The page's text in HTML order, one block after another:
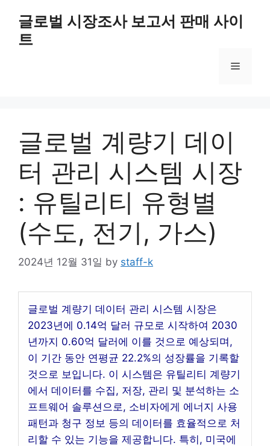
content
글로벌 시장조사 보고서 판매 사이
트
Menu
글로벌 계량기 데이
터 관리 시스템 시장
: 유틸리티 유형별
(수도, 전기, 가스)
2024년 12월 31일 by staff-k
글로벌 계량기 데이터 관리 시스템 시장은
2023년에 0.14억 달러 규모로 시작하여 2030
년까지 0.60억 달러에 이를 것으로 예상되며,
이 기간 동안 연평균 22.2%의 성장률을 기록할
것으로 보입니다. 이 시스템은 유틸리티 계량기
에서 데이터를 수집, 저장, 관리 및 분석하는 소
프트웨어 솔루션으로, 소비자에게 에너지 사용
패턴과 청구 정보 등의 데이터를 효율적으로 처
리할 수 있는 기능을 제공합니다. 특히, 미국에